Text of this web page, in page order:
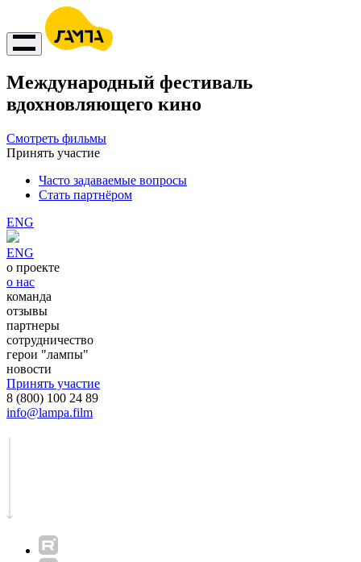
Международный фестиваль
вдохновляющего кино
Смотреть фильмы
Принять участие
Часто задаваемые вопросы
Стать партнёром
ENG
ENG
о проекте
о нас
команда
отзывы
партнеры
сотрудничество
герои "лампы"
новости
Принять участие
8 (800) 100 24 89
info@lampa.film